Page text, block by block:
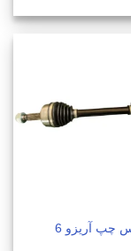
چپ آریزو 6